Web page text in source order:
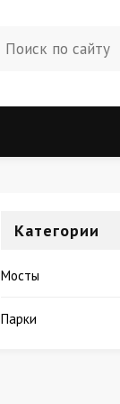
Категории
Мосты
Парки